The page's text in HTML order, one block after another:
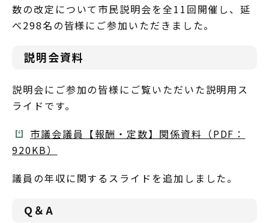
数の改定について市民説明会を全11回開催し、延
べ298名の皆様にご参加いただきました。
説明会資料
説明会にご参加の皆様にご覧いただいた説明用ス
ライドです。
市議会議員【報酬・定数】関係資料（PDF：
920KB）
議員の年収に関するスライドを追加しました。
Q＆A